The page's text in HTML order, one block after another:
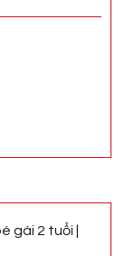
gái 2 tuổi |